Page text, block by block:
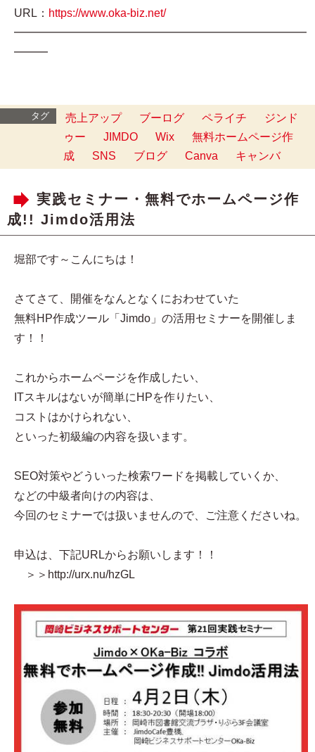
URL： https://www.oka-biz.net/
━━━━━━━━━━━━━━━━━━━━━━━━━━
━━━
タグ 売上アップ ブーログ ペライチ
ジンド
ゥー
JIMDO Wix
無料ホームページ作
成
SNS ブログ Canva キャンバ
実践セミナー・無料でホームページ作
成!! Jimdo活用法
堀部です～こんにちは！
さてさて、開催をなんとなくにおわせていた
無料HP作成ツール「Jimdo」の活用セミナーを開催しま
す！！
これからホームページを作成したい、
ITスキルはないが簡単にHPを作りたい、
コストはかけられない、
といった初級編の内容を扱います。
SEO対策やどういった検索ワードを掲載していくか、
などの中級者向けの内容は、
今回のセミナーでは扱いませんので、ご注意くださいね。
申込は、下記URLからお願いします！！
＞＞http://urx.nu/hzGL